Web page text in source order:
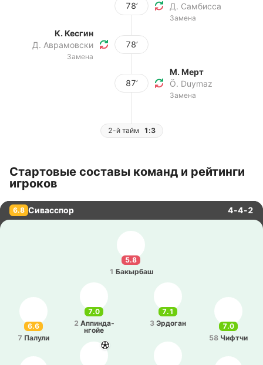
78’
Д. Самбисса
Замена
К. Кесгин
Д. Аврамовски
Замена
78’
87’
М. Мерт
Ö. Duymaz
Замена
2-й тайм 1:3
Стартовые составы команд и рейтинги
игроков
6.8 Сивасспор 4-4-2
5.8
1 Ба­кы­рбаш
7.0
58 Чифтчи
7.0
2 Аппи­нда­
нгойе
7.1
3 Эрдо­ган
6.6
7 Палули